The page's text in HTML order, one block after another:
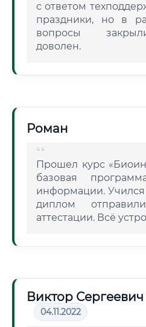
с ответом
праздники, но в
вопросы
доволен.
Роман
Прошел курс
базовая
информации.
диплом
аттестации. Всё
Виктор
04.11.2022